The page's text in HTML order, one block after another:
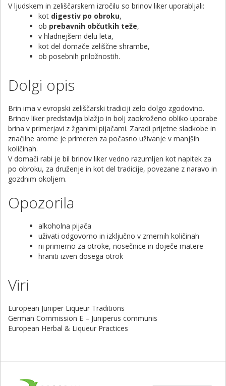
V ljudskem in zeliščarskem izročilu so brinov liker uporabljali:
kot digestiv po obroku,
ob prebavnih občutkih teže,
v hladnejšem delu leta,
kot del domače zeliščne shrambe,
ob posebnih priložnostih.
Dolgi opis
Brin ima v evropski zeliščarski tradiciji zelo dolgo zgodovino.
Brinov liker predstavlja blažjo in bolj zaokroženo obliko uporabe
brina v primerjavi z žganimi pijačami. Zaradi prijetne sladkobe in
značilne arome je primeren za počasno uživanje v manjših
količinah.
V domači rabi je bil brinov liker vedno razumljen kot napitek za
po obroku, za druženje in kot del tradicije, povezane z naravo in
gozdnim okoljem.
Opozorila
alkoholna pijača
uživati odgovorno in izključno v zmernih količinah
ni primerno za otroke, nosečnice in doječe matere
hraniti izven dosega otrok
Viri
European Juniper Liqueur Traditions
German Commission E – Juniperus communis
European Herbal & Liqueur Practices